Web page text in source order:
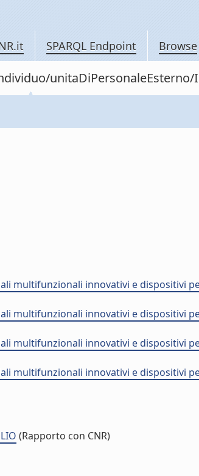
SPARQL Endpoint Browse
unitaDiPersonaleEsterno/
multifunzionali innovativi e dispositivi
multifunzionali innovativi e dispositivi
multifunzionali innovativi e dispositivi
multifunzionali innovativi e dispositivi
(Rapporto con CNR)